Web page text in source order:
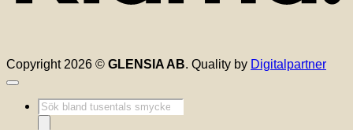
Copyright 2026 © GLENSIA AB. Quality by Digitalpartner
Produktsökning